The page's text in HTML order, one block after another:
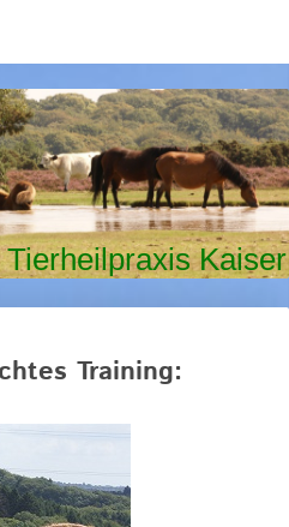
Tierheilpraxis Kaiser
Training: